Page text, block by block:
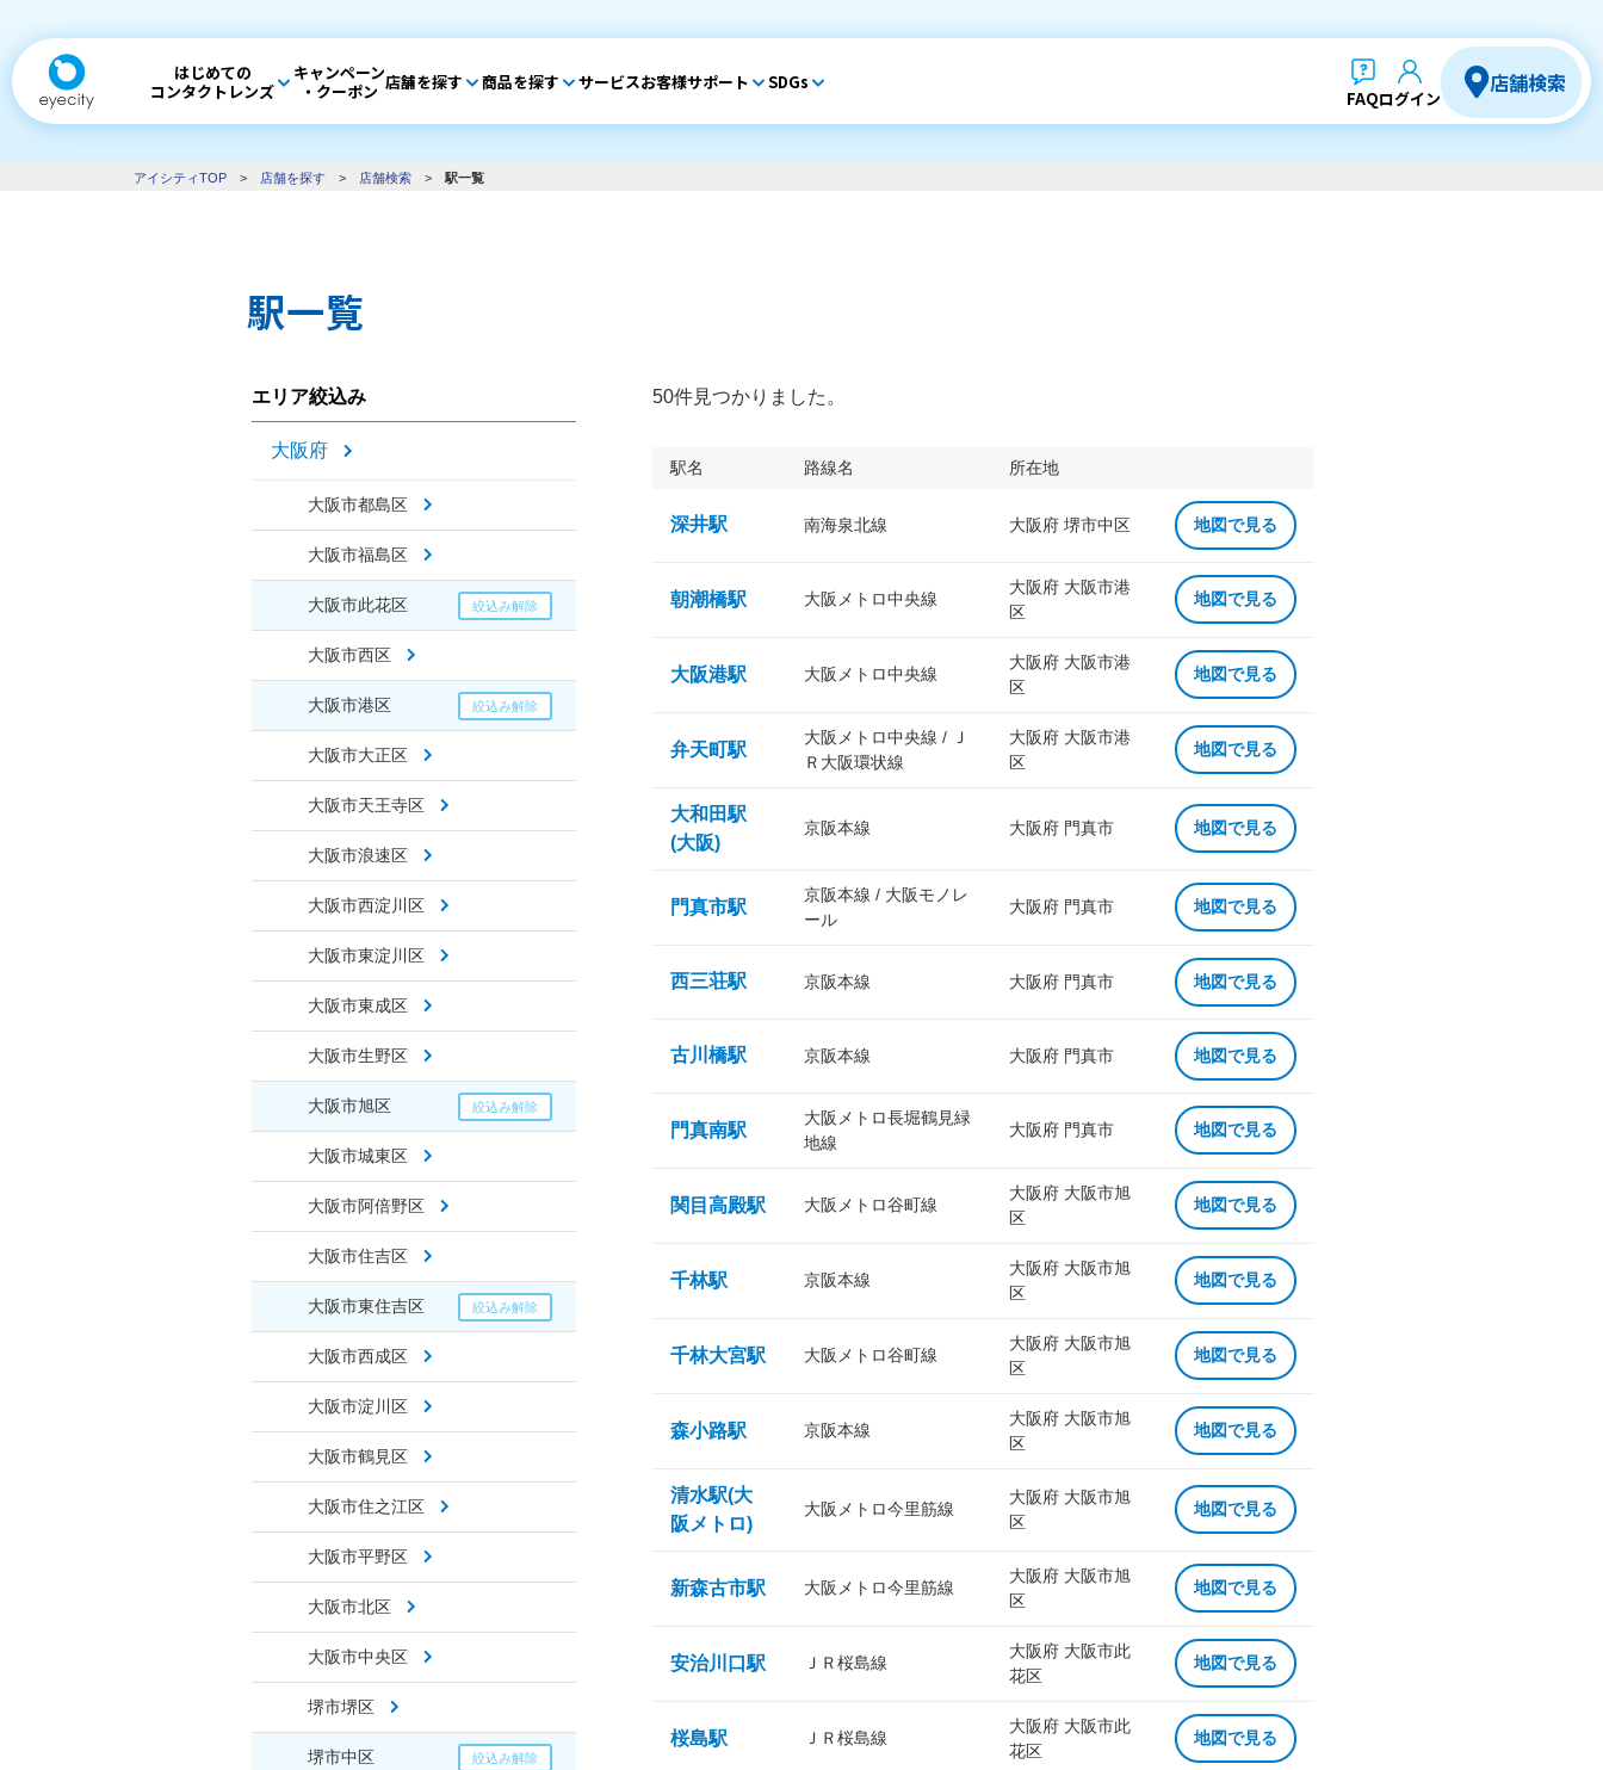
はじめての
コンタクトレンズ
キャンペーン
・クーポン 店舗を探す 商品を探す サービスお客様サポート SDGs
FAQログイン
店舗検索
アイシティTOP > 店舗を探す > 店舗検索 > 駅一覧
駅一覧
エリア絞込み
大阪府
大阪市都島区
大阪市福島区
大阪市此花区
大阪市西区
大阪市港区
大阪市大正区
大阪市天王寺区
大阪市浪速区
大阪市西淀川区
大阪市東淀川区
大阪市東成区
大阪市生野区
大阪市旭区
大阪市城東区
大阪市阿倍野区
大阪市住吉区
大阪市東住吉区
大阪市西成区
大阪市淀川区
大阪市鶴見区
大阪市住之江区
大阪市平野区
大阪市北区
大阪市中央区
堺市堺区
堺市中区
50件見つかりました。
駅名 路線名 所在地
深井駅 南海泉北線 大阪府 堺市中区 地図で見る
朝潮橋駅 大阪メトロ中央線
大阪府 大阪市港
区
地図で見る
大阪港駅 大阪メトロ中央線
大阪府 大阪市港
区
地図で見る
弁天町駅
大阪メトロ中央線 / Ｊ
Ｒ大阪環状線
大阪府 大阪市港
区
地図で見る
大和田駅
(大阪)
京阪本線 大阪府 門真市 地図で見る
門真市駅
京阪本線 / 大阪モノレ
ール
大阪府 門真市 地図で見る
西三荘駅 京阪本線 大阪府 門真市 地図で見る
古川橋駅 京阪本線 大阪府 門真市 地図で見る
門真南駅
大阪メトロ長堀鶴見緑
地線
大阪府 門真市 地図で見る
関目高殿駅 大阪メトロ谷町線
大阪府 大阪市旭
区
地図で見る
千林駅 京阪本線
大阪府 大阪市旭
区
地図で見る
千林大宮駅 大阪メトロ谷町線
大阪府 大阪市旭
区
地図で見る
森小路駅 京阪本線
大阪府 大阪市旭
区
地図で見る
清水駅(大
阪メトロ)
大阪メトロ今里筋線
大阪府 大阪市旭
区
地図で見る
新森古市駅 大阪メトロ今里筋線
大阪府 大阪市旭
区
地図で見る
安治川口駅 ＪＲ桜島線
大阪府 大阪市此
花区
地図で見る
桜島駅 ＪＲ桜島線
大阪府 大阪市此
花区
地図で見る